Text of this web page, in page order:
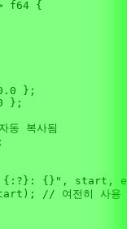
f64 {
};
};
복사됨
{:?}: {}" , start,
// 여전히 사용